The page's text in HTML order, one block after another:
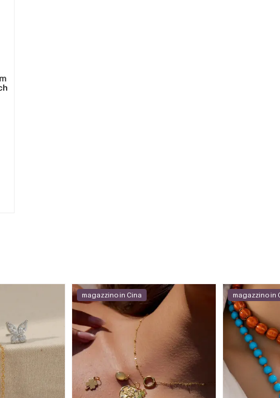
magazzino in Cina magazzino in